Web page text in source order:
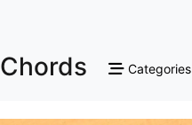
Chords Categories